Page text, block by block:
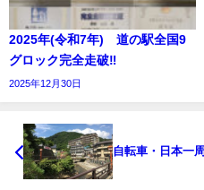
2025年(令和7年) 道の駅全国9
グロック完全走破‼︎
2025年12月30日